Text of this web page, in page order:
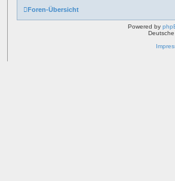
Foren-Übersicht
Powered by